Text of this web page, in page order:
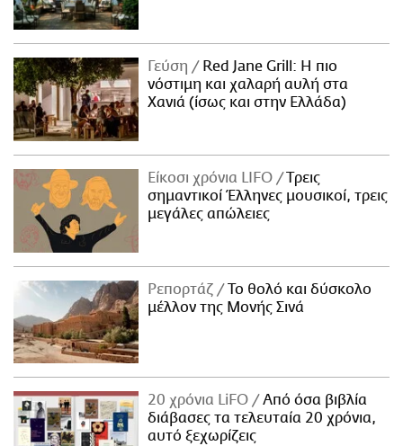
Γεύση
Red Jane Grill: Η πιο
νόστιμη και χαλαρή αυλή στα
Χανιά (ίσως και στην Ελλάδα)
Είκοσι χρόνια LIFO
Tρεις
σημαντικοί Έλληνες μουσικοί, τρεις
μεγάλες απώλειες
Ρεπορτάζ
Το θολό και δύσκολο
μέλλον της Μονής Σινά
20 χρόνια LiFO
Από όσα βιβλία
διάβασες τα τελευταία 20 χρόνια,
αυτό ξεχωρίζεις